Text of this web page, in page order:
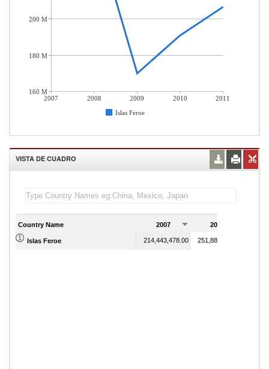
2007 2008 2009 2010
2011
Islas Feroe
200 M
180 M
160 M
VISTA DE CUADRO
Country Name 2007 2008
Islas Feroe 214,443,478.00 251,881,064.00